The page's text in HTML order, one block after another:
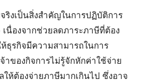
ริงเป็นสิ่งสำคัญในการปฏิบัติการ
เนื่องจากช่วยลดภาระภาษีที่ต้อง
ธุรกิจมีความสามารถในการ
ของกิจการไม่รู้จักหักค่าใช้จ่าย
ให้ต้องจ่ายภาษีมากเกินไป ซึ่งอาจ